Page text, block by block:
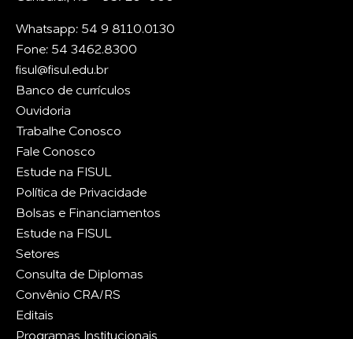
Whatsapp: 54 9 8110.0130
Fone: 54 3462.8300
fisul@fisul.edu.br
Banco de currículos
Ouvidoria
Trabalhe Conosco
Fale Conosco
Estude na FISUL
Política de Privacidade
Bolsas e Financiamentos
Estude na FISUL
Setores
Consulta de Diplomas
Convênio CRA/RS
Editais